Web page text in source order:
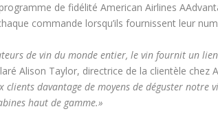
de fidélité American Airlines
commande lorsqu’ils fournissent leur
de vin du monde entier, le vin fournit un
Alison Taylor, directrice de la clientèle chez
davantage de moyens de déguster notre
haut de gamme.»